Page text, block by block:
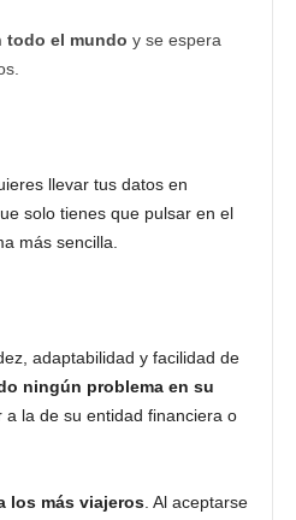
todo el mundo y se espera
llevar tus datos en
solo tienes que pulsar en el
más sencilla.
adaptabilidad y facilidad de
ningún problema en su
la de su entidad financiera o
los más viajeros. Al aceptarse